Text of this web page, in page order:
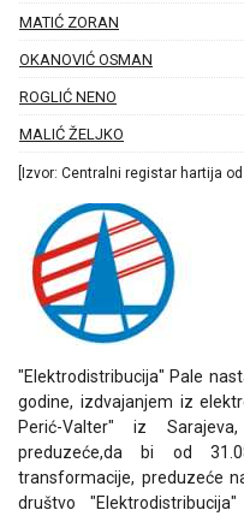
MATIĆ ZORAN
OKANOVIĆ OSMAN
ROGLIĆ NENO
MALIĆ ŽELJKO
[Izvor: Centralni registar hartija
"Elektrodistribucija" Pale
godine, izdvajanjem iz
Perić-Valter" iz
preduzeće,da bi od
transformacije, preduzeće
društvo